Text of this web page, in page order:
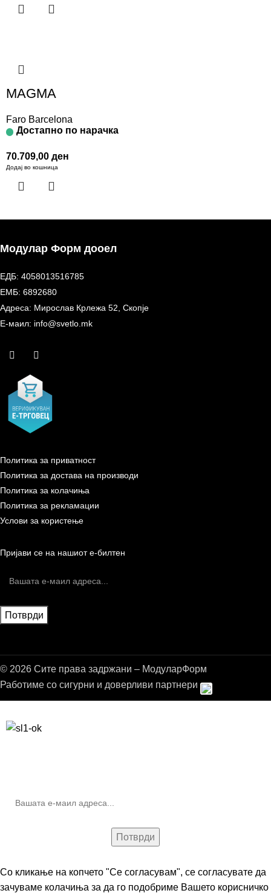
MAGMA
Faro Barcelona
Достапно по нарачка
70.709,00 ден
Додај во кошница
Модулар Форм дооел
ЕДБ: 4058013516785
ЕМБ: 6892680
Адреса: Мирослав Крлежа 52, Скопје
Е-маил: info@svetlo.mk
Политика за приватност
Политика за достава на производи
Политика за колачиња
Политика за рекламации
Услови за користење
Пријави се на нашиот е-билтен
© 2026 Сите права задржани – МодуларФорм
Работиме со сигурни и доверливи партнери
Со кликање на копчето "Се согласувам", се согласувате да
зачуваме колачиња за да го подобриме Вашето корисничко